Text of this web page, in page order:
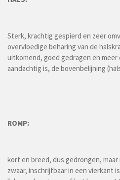
Sterk, krachtig gespierd en zeer
overvloedige beharing van de
uitkomend, goed gedragen en
aandachtig is, de bovenbelijning
ROMP:
kort en breed, dus gedrongen,
zwaar, inschrijfbaar in een vierkant